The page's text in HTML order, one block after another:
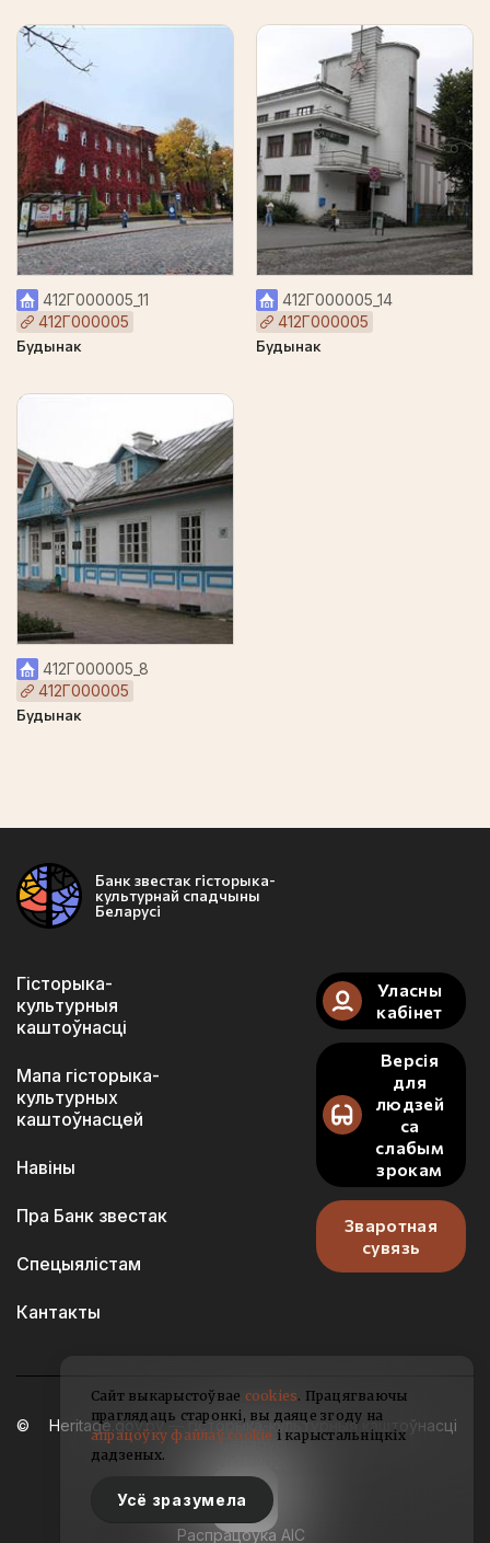
412Г000005_11
412Г000005
Будынак
412Г000005_8
412Г000005
Будынак
412Г000005_14
412Г000005
Будынак
Банк звестак гісторыка-
культурнай спадчыны
Беларусі
Гісторыка-
культурныя
каштоўнасці
Мапа гісторыка-
культурных
каштоўнасцей
Навіны
Пра Банк звестак
Спецыялістам
Кантакты
Уласны
кабінет
Версія
для
людзей
са
слабым
зрокам
Зваротная
сувязь
Heritage.gov.by — гісторыка-культурныя каштоўнасці
Беларусі
Распрацоўка АІС
Сайт выкарыстоўвае cookies. Працягваючы
праглядаць старонкі, вы даяце згоду на
апрацоўку файлаў cookie і карыстальніцкіх
дадзеных.
Усё зразумела